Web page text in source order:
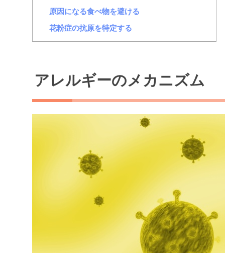
原因になる食べ物を避ける
花粉症の抗原を特定する
アレルギーのメカニズム